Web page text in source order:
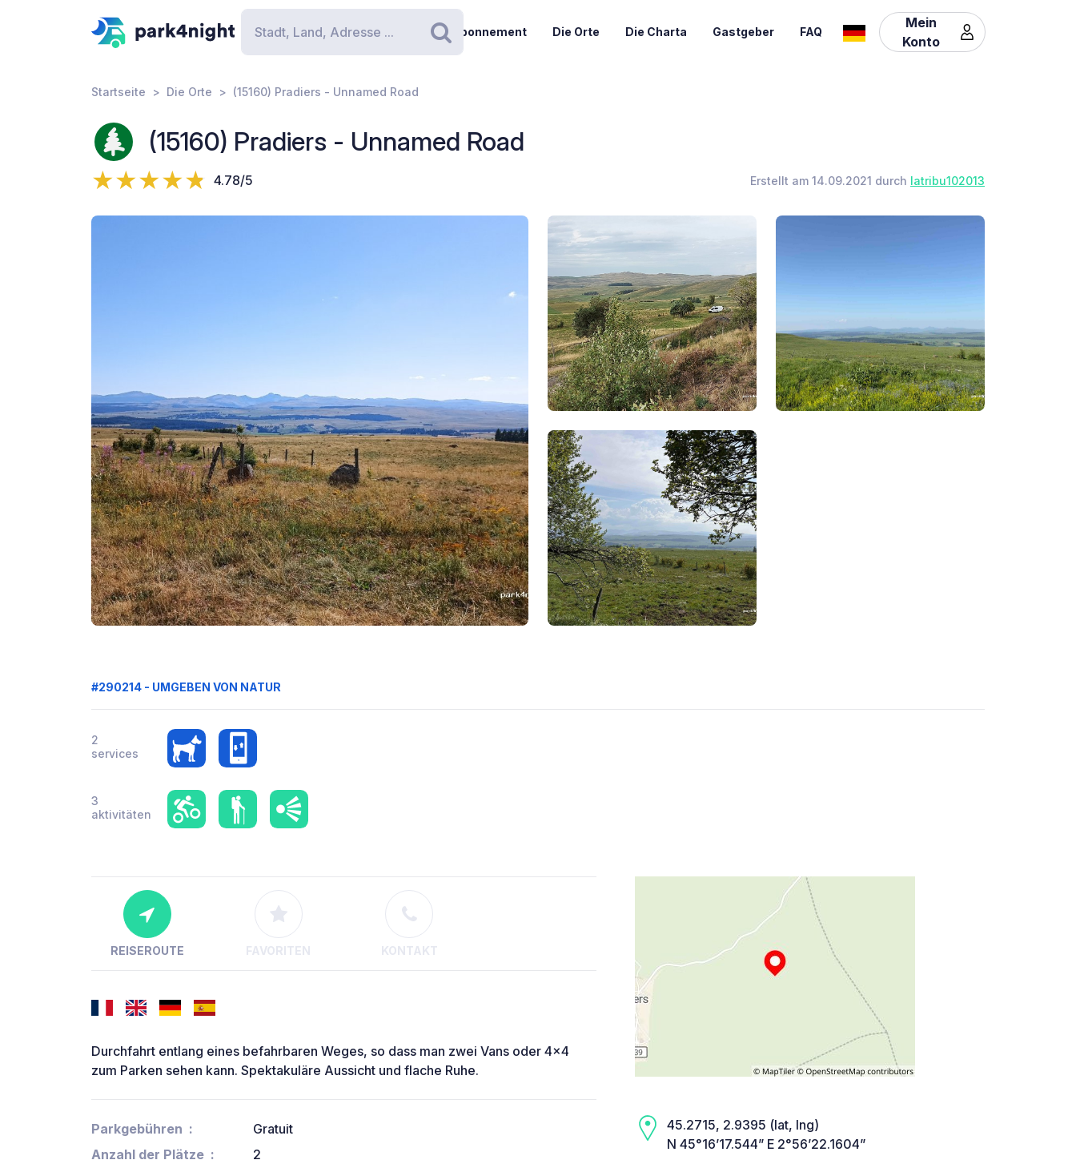
Suchen
Abonnement Die Orte Die Charta Gastgeber FAQ
Mein
Konto
Startseite Die Orte (15160) Pradiers - Unnamed Road
(15160) Pradiers - Unnamed Road
4.78/5 Erstellt am 14.09.2021 durch latribu102013
#290214 - UMGEBEN VON NATUR
2
services
3
aktivitäten
REISEROUTE FAVORITEN KONTAKT
Durchfahrt entlang eines befahrbaren Weges, so dass man zwei Vans oder 4x4
zum Parken sehen kann. Spektakuläre Aussicht und flache Ruhe.
Parkgebühren
Gratuit
Anzahl der Plätze
2
45.2715, 2.9395 (lat, lng)
N 45°16’17.544” E 2°56’22.1604”